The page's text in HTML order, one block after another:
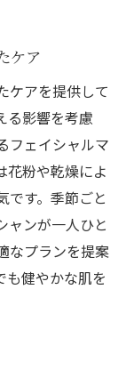
のおすすめ
トの紹介
幌の観光名
由
ロン
体験談
体験
ケア
ケアを提供して
る影響を考慮
フェイシャルマ
花粉や乾燥によ
です。季節ごと
ャンが一人ひと
なプランを提案
も健やかな肌を